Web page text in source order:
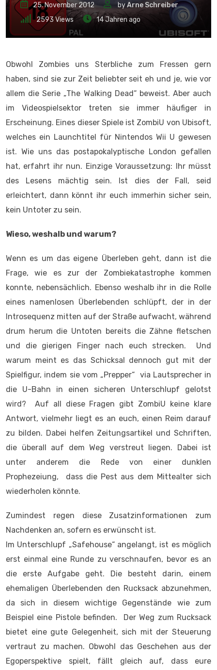
25. November 2012 byArne Schreiber
2593Views 14 Jahren ago
Obwohl Zombies uns Sterbliche zum Fressen gern
haben, sind sie zur Zeit beliebter seit eh und je, wie vor
allem die Serie „The Walking Dead“ beweist. Aber auch
im Videospielsektor treten sie immer häufiger in
Erscheinung. Eines dieser Spiele ist ZombiU von Ubisoft,
welches ein Launchtitel für Nintendos Wii U gewesen
ist. Wie uns das postapokalyptische London gefallen
hat, erfahrt ihr nun. Einzige Voraussetzung: Ihr müsst
des Lesens mächtig sein. Ist dies der Fall, seid
erleichtert, dann könnt ihr euch immerhin sicher sein,
kein Untoter zu sein.
Wieso, weshalb und warum?
Wenn es um das eigene Überleben geht, dann ist die
Frage, wie es zur der Zombiekatastrophe kommen
konnte, nebensächlich. Ebenso weshalb ihr in die Rolle
eines namenlosen Überlebenden schlüpft, der in der
Introsequenz mitten auf der Straße aufwacht, während
drum herum die Untoten bereits die Zähne fletschen
und die gierigen Finger nach euch strecken. Und
warum meint es das Schicksal dennoch gut mit der
Spielfigur, indem sie vom „Prepper“ via Lautsprecher in
die U-Bahn in einen sicheren Unterschlupf gelotst
wird? Auf all diese Fragen gibt ZombiU keine klare
Antwort, vielmehr liegt es an euch, einen Reim darauf
zu bilden. Dabei helfen Zeitungsartikel und Schriften,
die überall auf dem Weg verstreut liegen. Dabei ist
unter anderem die Rede von einer dunklen
Prophezeiung, dass die Pest aus dem Mittealter sich
wiederholen könnte.
Zumindest regen diese Zusatzinformationen zum
Nachdenken an, sofern es erwünscht ist.
Im Unterschlupf „Safehouse“ angelangt, ist es möglich
erst einmal eine Runde zu verschnaufen, bevor es an
die erste Aufgabe geht. Die besteht darin, einem
ehemaligen Überlebenden den Rucksack abzunehmen,
da sich in diesem wichtige Gegenstände wie zum
Beispiel eine Pistole befinden. Der Weg zum Rucksack
bietet eine gute Gelegenheit, sich mit der Steuerung
vertraut zu machen. Obwohl das Geschehen aus der
Egoperspektive spielt, fällt gleich auf, dass eure